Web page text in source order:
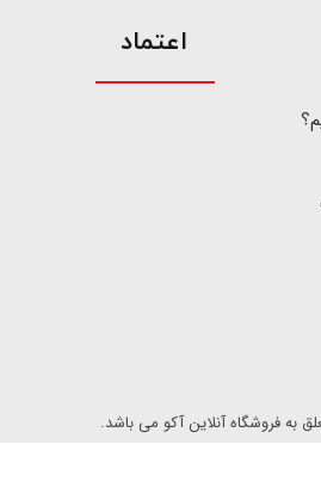
به فروشگاه آنلاین آکو می باشد.
اعتماد